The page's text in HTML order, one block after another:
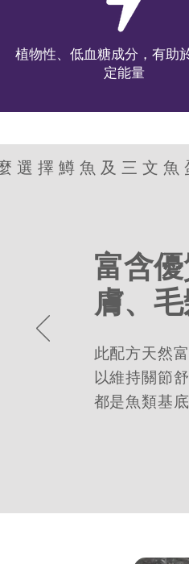
植物性、低血糖成分，有助
定能量
選擇鱒魚及三文魚
富含
膚、
此配方天然
以維持關節
都是魚類基